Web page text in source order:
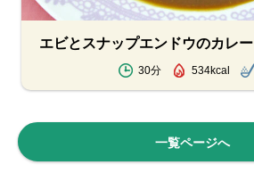
エビとスナップエンドウのカレー
30分 534kcal
一覧ページへ